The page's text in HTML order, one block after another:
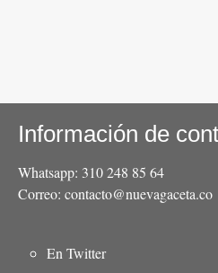
Información de
Whatsapp: 310 248 85 64
Correo: contacto@nuevagaceta.co
Menú
En Twitter